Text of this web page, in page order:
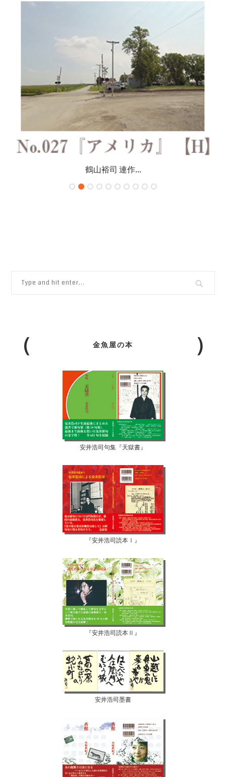
鶴山裕司 連作...
金魚屋の本
安井浩司句集『天獄書』
『安井浩司読本Ⅰ』
『安井浩司読本Ⅱ』
安井浩司墨書